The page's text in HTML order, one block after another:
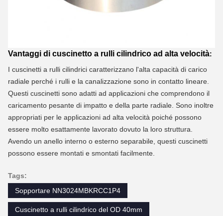
Vantaggi di cuscinetto a rulli cilindrico ad alta velocità:
I cuscinetti a rulli cilindrici caratterizzano l'alta capacità di carico
radiale perché i rulli e la canalizzazione sono in contatto lineare.
Questi cuscinetti sono adatti ad applicazioni che comprendono il
caricamento pesante di impatto e della parte radiale. Sono inoltre
appropriati per le applicazioni ad alta velocità poiché possono
essere molto esattamente lavorato dovuto la loro struttura.
Avendo un anello interno o esterno separabile, questi cuscinetti
possono essere montati e smontati facilmente.
Tags:
Sopportare NN3024MBKRCC1P4
Cuscinetto a rulli cilindrico del OD 40mm